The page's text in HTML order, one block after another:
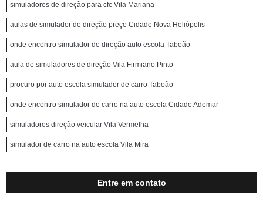
simuladores de direção para cfc Vila Mariana
aulas de simulador de direção preço Cidade Nova Heliópolis
onde encontro simulador de direção auto escola Taboão
aula de simuladores de direção Vila Firmiano Pinto
procuro por auto escola simulador de carro Taboão
onde encontro simulador de carro na auto escola Cidade Ademar
simuladores direção veicular Vila Vermelha
simulador de carro na auto escola Vila Mira
Entre em contato